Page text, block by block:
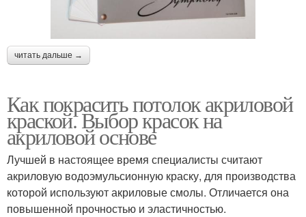
читать дальше →
Как покрасить потолок акриловой
краской. Выбор красок на
акриловой основе
Лучшей в настоящее время специалисты считают
акриловую водоэмульсионную краску, для производства
которой используют акриловые смолы. Отличается она
повышенной прочностью и эластичностью.